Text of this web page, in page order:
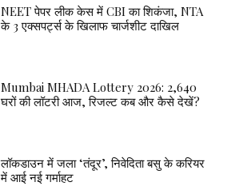
NEET पेपर लीक केस में CBI का शिकंजा, NTA
के 3 एक्सपर्ट्स के खिलाफ चार्जशीट दाखिल
Mumbai MHADA Lottery 2026: 2,640
घरों की लॉटरी आज, रिजल्ट कब और कैसे देखें?
लॉकडाउन में जला ‘तंदूर’, निवेदिता बसु के करियर
में आई नई गर्माहट